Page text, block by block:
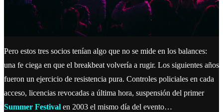
Pero estos tres socios tenían algo que no se mide en los balances:
una fe ciega en que el breakbeat volvería a rugir. Los siguientes años
fueron un ejercicio de resistencia pura. Controles policiales en cada
acceso, licencias revocadas a última hora, suspensión del primer
Summer Festival en 2003 el mismo día del evento…